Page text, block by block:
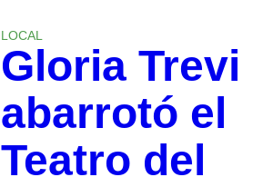
LOCAL
Gloria Trevi
abarrotó el
Teatro del